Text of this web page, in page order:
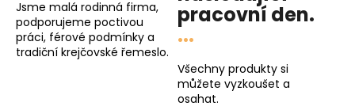
Jsme malá rodinná firma,
podporujeme poctivou
práci, férové podmínky a
tradiční krejčovské řemeslo.
pracovní den.
...
Všechny produkty si
můžete vyzkoušet a
osahat.